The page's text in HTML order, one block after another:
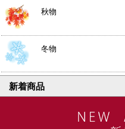
秋物
冬物
新着商品